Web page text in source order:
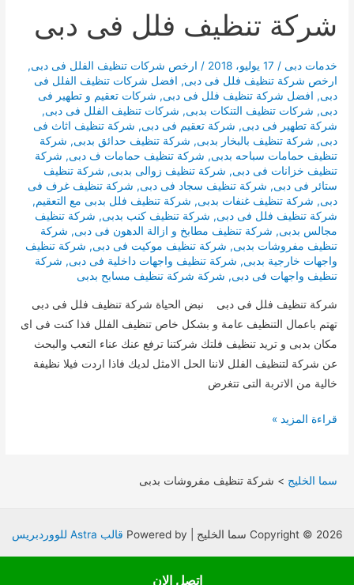
شركة تنظيف فلل فى دبى
خدمات دبى / 17 يوليو، 2018 / ارخص شركات تنظيف الفلل فى دبى,
ارخص شركة تنظيف فلل فى دبى, افضل شركات تنظيف الفلل فى
دبى, افضل شركة تنظيف فلل فى دبى, شركات تعقيم و تطهير فى
دبى, شركات تنظيف التنكات بدبى, شركات تنظيف الفلل فى دبى,
شركة تطهير فى دبى, شركة تعقيم فى دبى, شركة تنظيف اثاث فى
دبى, شركة تنظيف بالبخار بدبى, شركة تنظيف حدائق بدبى, شركة
تنظيف حمامات سباحه بدبى, شركة تنظيف حمامات ف دبى, شركة
تنظيف خزانات فى دبى, شركة تنظيف زوالى بدبى, شركة تنظيف
ستائر فى دبى, شركة تنظيف سجاد فى دبى, شركة تنظيف غرف فى
دبى, شركة تنظيف غنفات بدبى, شركة تنظيف فلل بدبى مع التعقيم,
شركة تنظيف فلل فى دبى, شركة تنظيف كنب بدبى, شركة تنظيف
مجالس بدبى, شركة تنظيف مطابخ و ازالة الدهون فى دبى, شركة
تنظيف مفروشات بدبى, شركة تنظيف موكيت فى دبى, شركة تنظيف
واجهات خارجية بدبى, شركة تنظيف واجهات داخلية فى دبى, شركة
تنظيف واجهات فى دبى, شركة شركة تنظيف مسابح بدبى
شركة تنظيف فلل فى دبى نبض الحياة شركة تنظيف فلل فى دبى
تهتم باعمال التنظيف عامة و بشكل خاص تنظيف الفلل فذا كنت فى اى
مكان بدبى و تريد تنظيف فلتك شركتنا ترفع عنك عناء التعب والبحث
عن شركة لتنظيف الفلل لاننا الحل الامثل لديك فاذا اردت فيلا نظيفة
خالية من الاتربة التى تتغرض
شركة
فى
قراءة المزيد »
سما الخليج > شركة تنظيف مفروشات بدبى
Copyright © 2026 سما الخليج | Powered by قالب Astra للووردبريس
اتصل الان